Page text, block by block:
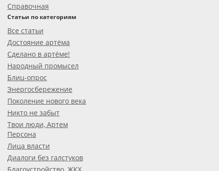
Справочная
Статьи по категориям
Все статьи
Достояние артёма
Сделано в артёме!
Народный промысел
Блиц-опрос
Энергосбережение
Поколение нового века
Никто не забыт
Твои люди, Артем
Персона
Лица власти
Диалоги без галстуков